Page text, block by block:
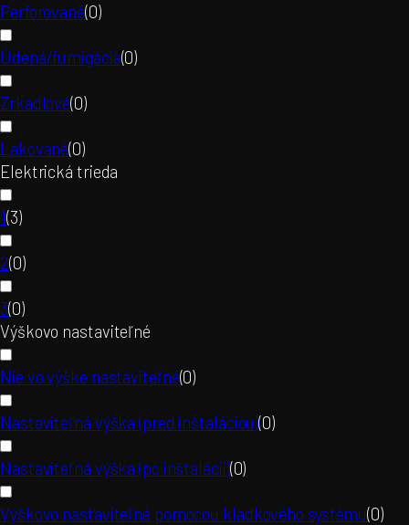
Perforované(0)
Údená/fumigácia(0)
Zrkadlové(0)
Lakované(0)
Elektrická trieda
1(3)
2(0)
3(0)
Výškovo nastaviteľné
Nie vo výške nastaviteľné(0)
Nastaviteľná výška (pred inštaláciou)(0)
Nastaviteľná výška (po inštalácii)(0)
Výškovo nastaviteľné pomocou kladkového systému(0)